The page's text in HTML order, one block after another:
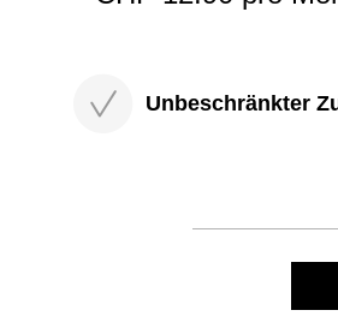
Unbeschränkter